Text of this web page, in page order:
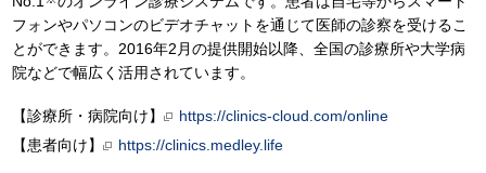
フォンやパソコンのビデオチャットを通じて医師の診察を受けるこ
とができます。2016年2月の提供開始以降、全国の診療所や大学病
院などで幅広く活用されています。
【診療所・病院向け】
https://clinics-cloud.com/online
【患者向け】
https://clinics.medley.life